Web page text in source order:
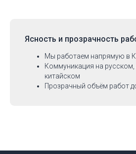
Ясность и прозрачность
Мы работаем напрямую в
Коммуникация на русском,
китайском
Прозрачный объём работ